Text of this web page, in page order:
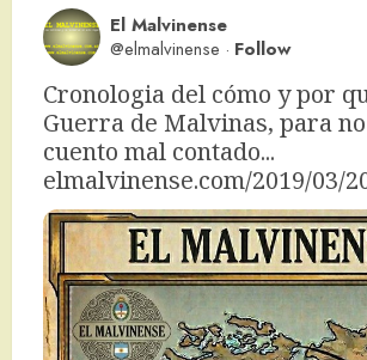
El Malvinense
@elmalvinense · Follow
Cronologia del cómo y por
Guerra de Malvinas, para
elmalvinense.com/2019/03/